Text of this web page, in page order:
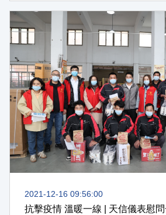
2021-12-16 09:56:00
抗擊疫情 溫暖一線 | 天信儀表慰